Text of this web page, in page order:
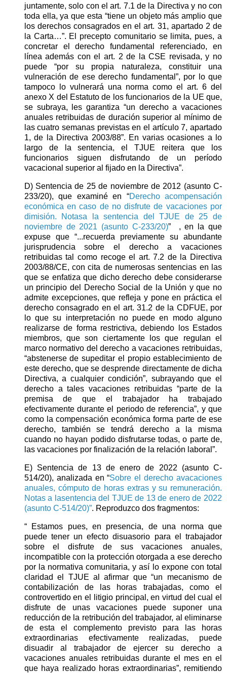
juntamente, solo con el art. 7.1 de la Directiva y no con
toda ella, ya que esta “tiene un objeto más amplio que
los derechos consagrados en el art. 31, apartado 2 de
la Carta…”. El precepto comunitario se limita, pues, a
concretar el derecho fundamental referenciado, en
línea además con el art. 2 de la CSE revisada, y no
puede “por su propia naturaleza, constituir una
vulneración de ese derecho fundamental”, por lo que
tampoco lo vulnerará una norma como el art. 6 del
anexo X del Estatuto de los funcionarios de la UE que,
se subraya, les garantiza “un derecho a vacaciones
anuales retribuidas de duración superior al mínimo de
las cuatro semanas previstas en el artículo 7, apartado
1, de la Directiva 2003/88”. En varias ocasiones a lo
largo de la sentencia, el TJUE reitera que los
funcionarios siguen disfrutando de un período
vacacional superior al fijado en la Directiva”.
D) Sentencia de 25 de noviembre de 2012 (asunto C-
233/20), que examiné en “Derecho acompensación
económica en caso de no disfrute de vacaciones por
dimisión. Notasa la sentencia del TJUE de 25 de
noviembre de 2021 (asunto C-233/20)” , en la que
expuse que “...recuerda previamente su abundante
jurisprudencia sobre el derecho a vacaciones
retribuidas tal como recoge el art. 7.2 de la Directiva
2003/88/CE, con cita de numerosas sentencias en las
que se enfatiza que dicho derecho debe considerarse
un principio del Derecho Social de la Unión y que no
admite excepciones, que refleja y pone en práctica el
derecho consagrado en el art. 31.2 de la CDFUE, por
lo que su interpretación no puede en modo alguno
realizarse de forma restrictiva, debiendo los Estados
miembros, que son ciertamente los que regulan el
marco normativo del derecho a vacaciones retribuidas,
“abstenerse de supeditar el propio establecimiento de
este derecho, que se desprende directamente de dicha
Directiva, a cualquier condición”, subrayando que el
derecho a tales vacaciones retribuidas “parte de la
premisa de que el trabajador ha trabajado
efectivamente durante el periodo de referencia”, y que
como la compensación económica forma parte de ese
derecho, también se tendrá derecho a la misma
cuando no hayan podido disfrutarse todas, o parte de,
las vacaciones por finalización de la relación laboral”.
E) Sentencia de 13 de enero de 2022 (asunto C-
514/20), analizada en “Sobre el derecho avacaciones
anuales, cómputo de horas extras y su remuneración.
Notas a lasentencia del TJUE de 13 de enero de 2022
(asunto C-514/20)”. Reproduzco dos fragmentos:
“ Estamos pues, en presencia, de una norma que
puede tener un efecto disuasorio para el trabajador
sobre el disfrute de sus vacaciones anuales,
incompatible con la protección otorgada a ese derecho
por la normativa comunitaria, y así lo expone con total
claridad el TJUE al afirmar que “un mecanismo de
contabilización de las horas trabajadas, como el
controvertido en el litigio principal, en virtud del cual el
disfrute de unas vacaciones puede suponer una
reducción de la retribución del trabajador, al eliminarse
de esta el complemento previsto para las horas
extraordinarias efectivamente realizadas, puede
disuadir al trabajador de ejercer su derecho a
vacaciones anuales retribuidas durante el mes en el
que haya realizado horas extraordinarias”, remitiendo